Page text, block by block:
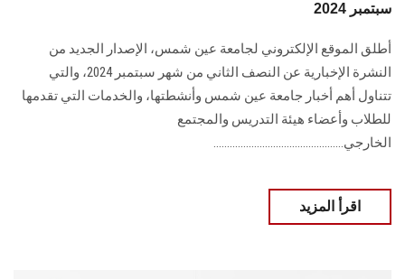
سبتمبر 2024
أطلق الموقع الإلكتروني لجامعة عين شمس، الإصدار الجديد من
النشرة الإخبارية عن النصف الثاني من شهر سبتمبر 2024، والتي
تتناول أهم أخبار جامعة عين شمس وأنشطتها، والخدمات التي تقدمها
للطلاب وأعضاء هيئة التدريس والمجتمع
الخارجي................................................
اقرأ المزيد